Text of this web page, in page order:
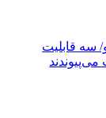
در آیفون ۱۸ پرو/ سه قابلیت
می‌پیوندند